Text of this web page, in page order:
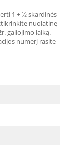
1 + ½ skardinės
nuolatinę
galiojimo laiką.
numerį rasite